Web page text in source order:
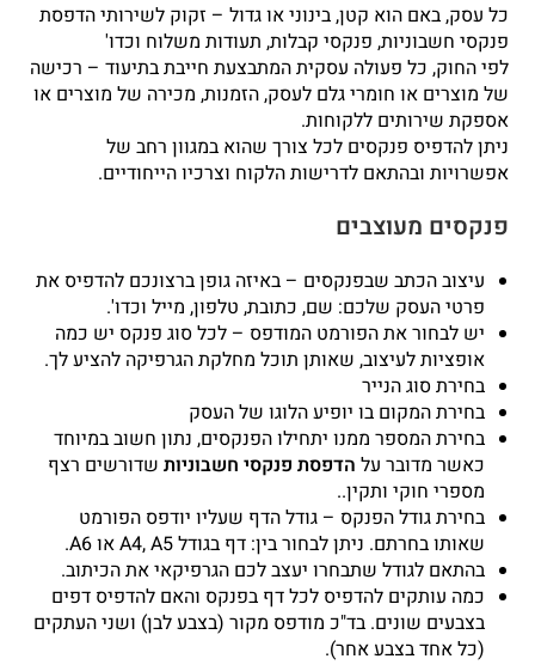
כל עסק, באם הוא קטן, בינוני או גדול – זקוק לשירותי הדפסת
פנקסי חשבוניות, פנקסי קבלות, תעודות משלוח וכדו'
לפי החוק, כל פעולה עסקית המתבצעת חייבת בתיעוד – רכישה
של מוצרים או חומרי גלם לעסק, הזמנות, מכירה של מוצרים או
אספקת שירותים ללקוחות.
ניתן להדפיס פנקסים לכל צורך שהוא במגוון רחב של
אפשרויות ובהתאם לדרישות הלקוח וצרכיו הייחודיים.
פנקסים מעוצבים
עיצוב הכתב שבפנקסים – באיזה גופן ברצונכם להדפיס את
פרטי העסק שלכם: שם, כתובת, טלפון, מייל וכדו'.
יש לבחור את הפורמט המודפס – לכל סוג פנקס יש כמה
אופציות לעיצוב, שאותן תוכל מחלקת הגרפיקה להציע לך.
בחירת סוג הנייר
בחירת המקום בו יופיע הלוגו של העסק
בחירת המספר ממנו יתחילו הפנקסים, נתון חשוב במיוחד
כאשר מדובר על הדפסת פנקסי חשבוניות שדורשים רצף
מספרי חוקי ותקין..
בחירת גודל הפנקס – גודל הדף שעליו יודפס הפורמט
שאותו בחרתם. ניתן לבחור בין: דף בגודל A4, A5 או A6.
בהתאם לגודל שתבחרו יעצב לכם הגרפיקאי את הכיתוב.
כמה עותקים להדפיס לכל דף בפנקס והאם להדפיס דפים
בצבעים שונים. בד"כ מודפס מקור (בצבע לבן) ושני העתקים
(כל אחד בצבע אחר).